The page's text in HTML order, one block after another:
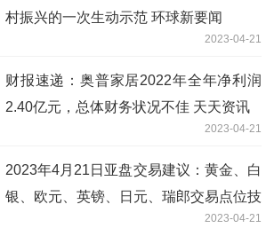
村振兴的一次生动示范 环球新要闻
2023-04-21
财报速递：奥普家居2022年全年净利润
2.40亿元，总体财务状况不佳 天天资讯
2023-04-21
2023年4月21日亚盘交易建议：黄金、白
银、欧元、英镑、日元、瑞郎交易点位技
2023-04-21